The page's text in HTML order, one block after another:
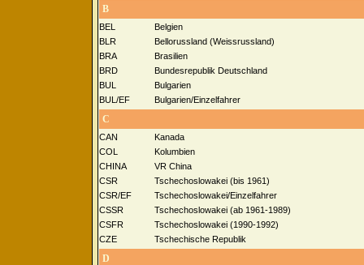
B
BEL
Belgien
BLR
Bellorussland (Weissrussland)
BRA
Brasilien
BRD
Bundesrepublik Deutschland
BUL
Bulgarien
BUL/EF
Bulgarien/Einzelfahrer
C
CAN
Kanada
COL
Kolumbien
CHINA
VR China
CSR
Tschechoslowakei (bis 1961)
CSR/EF
Tschechoslowakei/Einzelfahrer
CSSR
Tschechoslowakei (ab 1961-1989)
CSFR
Tschechoslowakei (1990-1992)
CZE
Tschechische Republik
D